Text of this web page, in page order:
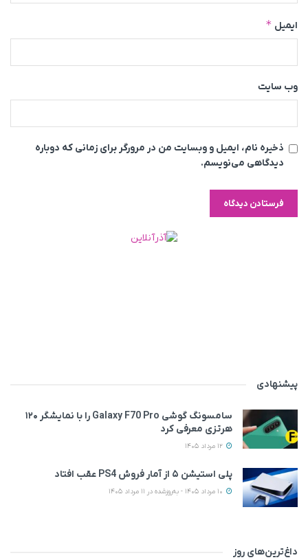
ایمیل *
وب‌ سایت
ذخیره نام، ایمیل و وبسایت من در مرورگر برای زمانی که دوباره
دیدگاهی می‌نویسم.
پیشنهادی
سامسونگ گوشی Galaxy F70 Pro را با نمایشگر ۱۲۰
هرتزی معرفی کرد
پلی استیشن ۵ از آمار فروش PS4 عقب افتاد
داغ‌ترین‌های روز